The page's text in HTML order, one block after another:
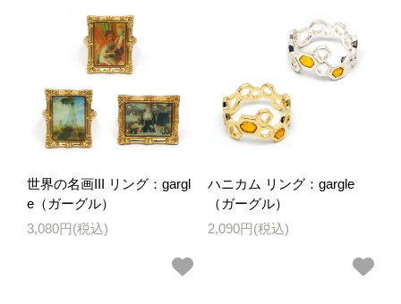
世界の名画III リング：gargl
e（ガーグル）
3,080円(税込)
ハニカム リング：gargle
（ガーグル）
2,090円(税込)